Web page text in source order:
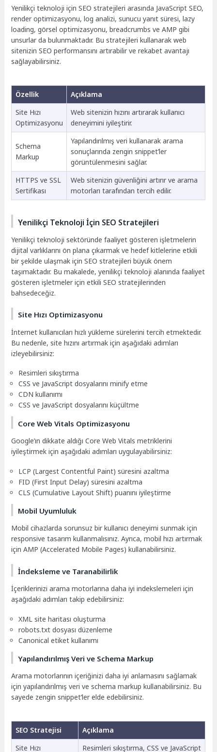
Yenilikçi teknoloji için SEO stratejileri arasında JavaScript SEO,
render optimizasyonu, log analizi, sunucu yanıt süresi, lazy
loading, görsel optimizasyonu, breadcrumbs ve AMP gibi
unsurlar da bulunmaktadır. Bu stratejileri kullanarak web
sitenizin SEO performansını artırabilir ve rekabet avantajı
sağlayabilirsiniz.
Özellik
Açıklama
Site Hızı
Optimizasyonu
Web sitenizin hızını artırarak kullanıcı
deneyimini iyileştirir.
Schema
Markup
Yapılandırılmış veri kullanarak arama
sonuçlarında zengin snippet’ler
görüntülenmesini sağlar.
HTTPS ve SSL
Sertifikası
Web sitenizin güvenliğini artırır ve arama
motorları tarafından tercih edilir.
Yenilikçi Teknoloji İçin SEO Stratejileri
Yenilikçi teknoloji sektöründe faaliyet gösteren işletmelerin
dijital varlıklarını ön plana çıkarmak ve hedef kitlelerine etkili
bir şekilde ulaşmak için SEO stratejileri büyük önem
taşımaktadır. Bu makalede, yenilikçi teknoloji alanında faaliyet
gösteren işletmeler için etkili SEO stratejilerinden
bahsedeceğiz.
Site Hızı Optimizasyonu
İnternet kullanıcıları hızlı yükleme sürelerini tercih etmektedir.
Bu nedenle, site hızını artırmak için aşağıdaki adımları
izleyebilirsiniz:
Resimleri sıkıştırma
CSS ve JavaScript dosyalarını minify etme
CDN kullanımı
CSS ve JavaScript dosyalarını küçültme
Core Web Vitals Optimizasyonu
Google’ın dikkate aldığı Core Web Vitals metriklerini
iyileştirmek için aşağıdaki adımları uygulayabilirsiniz:
LCP (Largest Contentful Paint) süresini azaltma
FID (First Input Delay) süresini azaltma
CLS (Cumulative Layout Shift) puanını iyileştirme
Mobil Uyumluluk
Mobil cihazlarda sorunsuz bir kullanıcı deneyimi sunmak için
responsive tasarım kullanmalısınız. Ayrıca, mobil hızı artırmak
için AMP (Accelerated Mobile Pages) kullanabilirsiniz.
İndeksleme ve Taranabilirlik
İçeriklerinizi arama motorlarına daha iyi indekslemeleri için
aşağıdaki adımları takip edebilirsiniz:
XML site haritası oluşturma
robots.txt dosyası düzenleme
Canonical etiket kullanımı
Yapılandırılmış Veri ve Schema Markup
Arama motorlarının içeriğinizi daha iyi anlamasını sağlamak
için yapılandırılmış veri ve schema markup kullanabilirsiniz. Bu
sayede zengin snippet’ler elde edebilirsiniz.
SEO Stratejisi
Açıklama
Site Hızı
Resimleri sıkıştırma, CSS ve JavaScript